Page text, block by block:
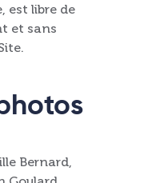
est libre de
et sans
Bernard,